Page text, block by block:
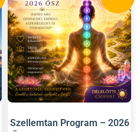
Szellemtan Program – 2026